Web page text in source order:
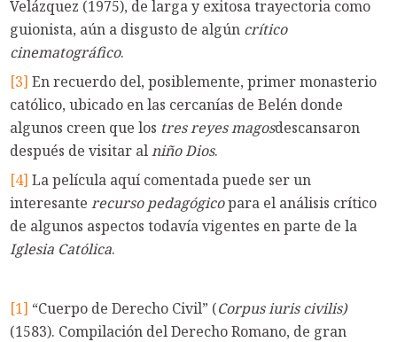
Velázquez (1975), de larga y exitosa trayectoria como
guionista, aún a disgusto de algún crítico
cinematográfico.
[3] En recuerdo del, posiblemente, primer monasterio
católico, ubicado en las cercanías de Belén donde
algunos creen que los tres reyes magosdescansaron
después de visitar alniño Dios.
[4] La película aquí comentada puede ser un
interesante recurso pedagógicopara el análisis crítico
de algunos aspectos todavía vigentes en parte de la
Iglesia Católica.
[1] “Cuerpo de Derecho Civil” (Corpus iuris civilis)
(1583). Compilación del Derecho Romano, de gran